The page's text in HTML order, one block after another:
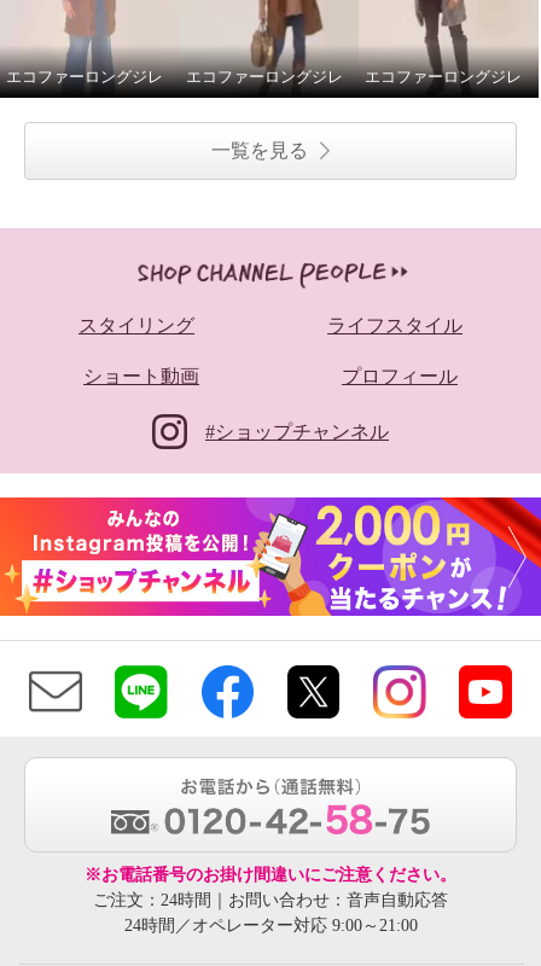
エコファーロングジレ エコファーロングジレ エコファーロングジレ
一覧を見る
スタイリング ライフスタイル
ショート動画 プロフィール
#ショップチャンネル
※お電話番号のお掛け間違いにご注意ください。
ご注文：24時間｜お問い合わせ：音声自動応答
24時間／オペレーター対応 9:00～21:00